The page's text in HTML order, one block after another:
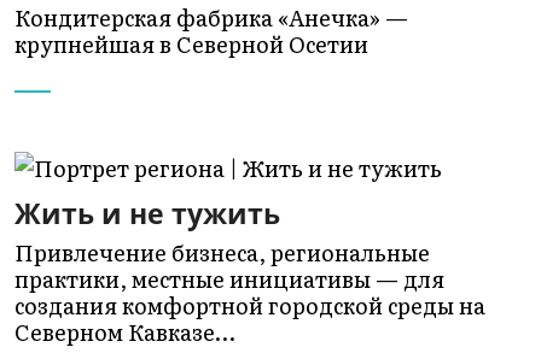
Кондитерская фабрика «Анечка» —
крупнейшая в Северной Осетии
Жить и не тужить
Привлечение бизнеса, региональные
практики, местные инициативы — для
создания комфортной городской среды на
Северном Кавказе…